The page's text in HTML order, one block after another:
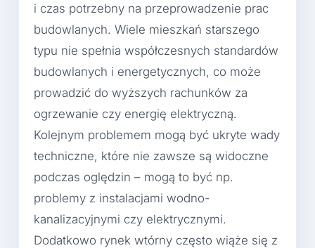
i czas potrzebny na przeprowadzenie prac
budowlanych. Wiele mieszkań starszego
typu nie spełnia współczesnych standardów
budowlanych i energetycznych, co może
prowadzić do wyższych rachunków za
ogrzewanie czy energię elektryczną.
Kolejnym problemem mogą być ukryte wady
techniczne, które nie zawsze są widoczne
podczas oględzin – mogą to być np.
problemy z instalacjami wodno-
kanalizacyjnymi czy elektrycznymi.
Dodatkowo rynek wtórny często wiąże się z